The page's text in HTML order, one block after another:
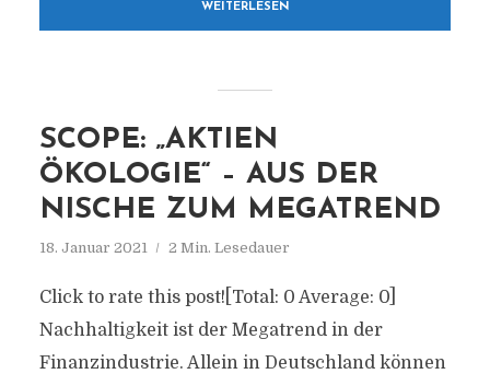
WEITERLESEN
SCOPE: „AKTIEN
ÖKOLOGIE“ – AUS DER
NISCHE ZUM MEGATREND
18. Januar 2021 2 Min. Lesedauer
Click to rate this post![Total: 0 Average: 0]
Nachhaltigkeit ist der Megatrend in der
Finanzindustrie. Allein in Deutschland können